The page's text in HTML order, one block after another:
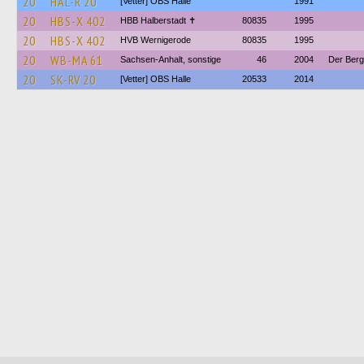
20 HBS-X 402 HBB Halberstadt ✝︎ 80835 1995
20 HBS-X 402 HVB Wernigerode 80835 1995
20 WB-MA 61 Sachsen-Anhalt, sonstige 46 2004 Der
20 SK-RV 20 [Vetter] OBS Halle 20533 2014